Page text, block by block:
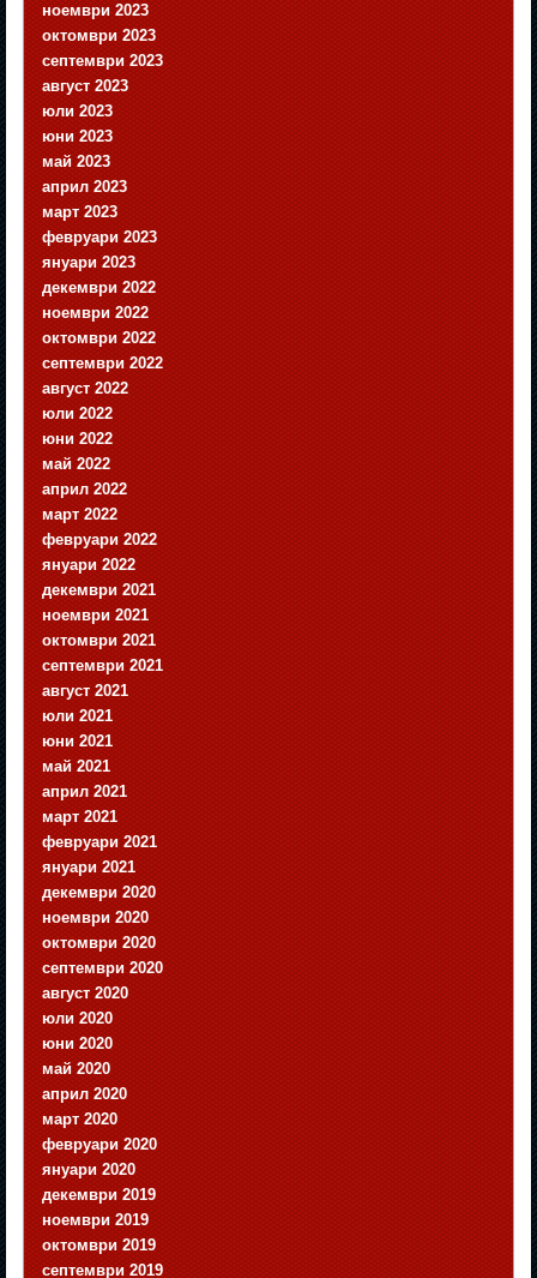
ноември 2023
октомври 2023
септември 2023
август 2023
юли 2023
юни 2023
май 2023
април 2023
март 2023
февруари 2023
януари 2023
декември 2022
ноември 2022
октомври 2022
септември 2022
август 2022
юли 2022
юни 2022
май 2022
април 2022
март 2022
февруари 2022
януари 2022
декември 2021
ноември 2021
октомври 2021
септември 2021
август 2021
юли 2021
юни 2021
май 2021
април 2021
март 2021
февруари 2021
януари 2021
декември 2020
ноември 2020
октомври 2020
септември 2020
август 2020
юли 2020
юни 2020
май 2020
април 2020
март 2020
февруари 2020
януари 2020
декември 2019
ноември 2019
октомври 2019
септември 2019